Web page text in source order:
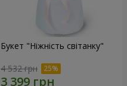
Букет "Ніжність світанку"
4 532 грн